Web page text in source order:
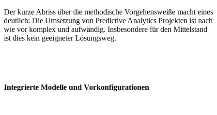
Der kurze Abriss über die methodische Vorgehensweiße macht eines
deutlich: Die Umsetzung von Predictive Analytics Projekten ist nach
wie vor komplex und aufwändig. Insbesondere für den Mittelstand
ist dies kein geeigneter Lösungsweg.
Integrierte Modelle und Vorkonfigurationen